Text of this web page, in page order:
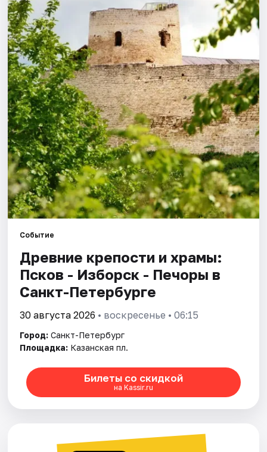
Города
Площадки
Артисты
Рейтинги
Событие
Древние крепости и храмы:
Псков - Изборск - Печоры в
Санкт-Петербурге
30 августа 2026 • воскресенье • 06:15
Город: Санкт-Петербург
Площадка: Казанская пл.
Билеты со скидкой
на Kassir.ru